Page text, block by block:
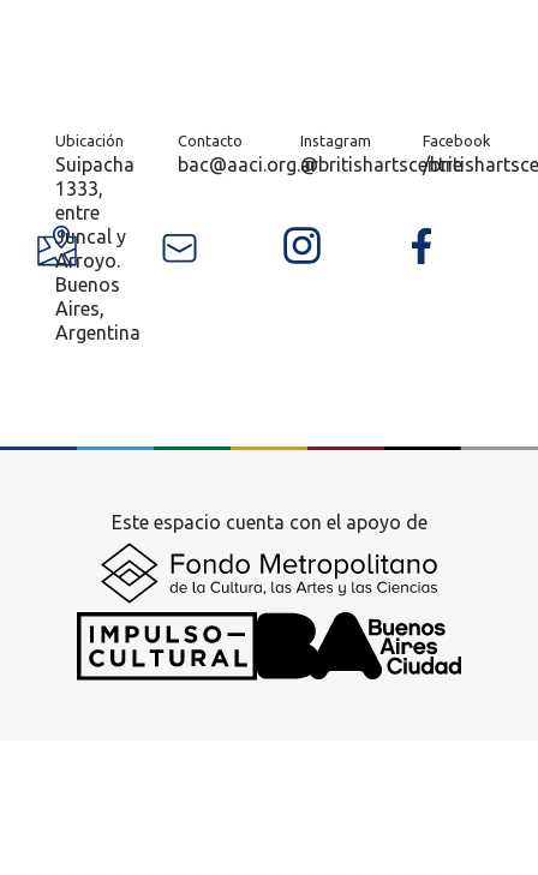
Ubicación
Suipacha
1333,
entre
Juncal y
Arroyo.
Buenos
Aires,
Argentina
Contacto
bac@aaci.org.ar
Instagram
@britishartscentre
Facebook
/
Este espacio cuenta con el apoyo de